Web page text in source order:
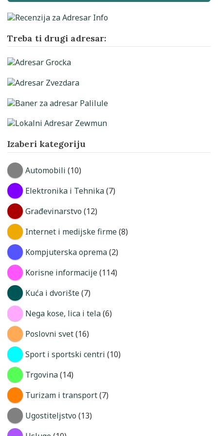
Treba ti drugi adresar:
Izaberi kategoriju
Automobili (10)
Elektronika i Tehnika(7)
Građevinarstvo (12)
Internet i medijske firme(8)
Kompjuterska oprema(2)
Korisne informacije(114)
Kuća i dvorište(7)
Nega kose, lica i tela(6)
Poslovni svet(16)
Sport i sportski centri (10)
Trgovina(14)
Turizam i transport(7)
Ugostiteljstvo (13)